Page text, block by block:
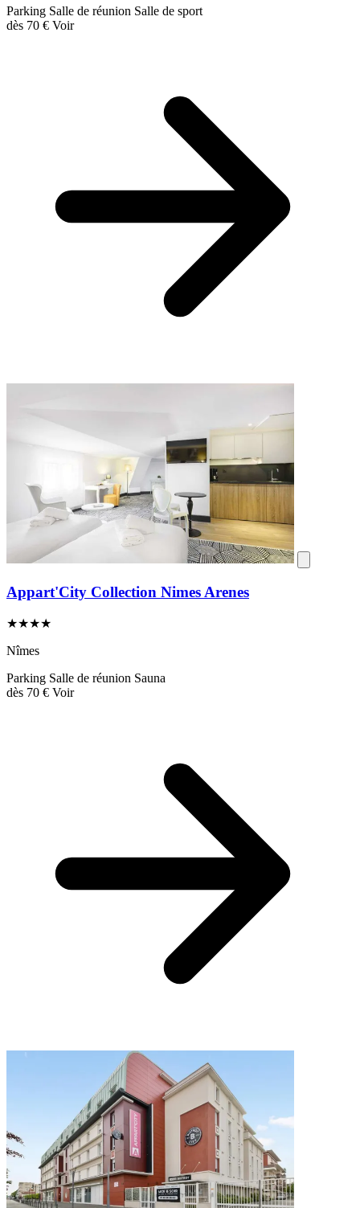
Parking Salle de réunion Salle de sport
dès 70 € Voir
Appart'City Collection Nimes Arenes
★★★★
Nîmes
Parking Salle de réunion Sauna
dès 70 € Voir